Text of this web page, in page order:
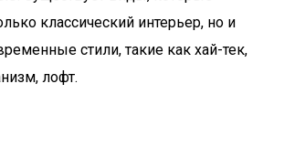
классический интерьер, но и
стили, такие как хай-тек,
лофт.